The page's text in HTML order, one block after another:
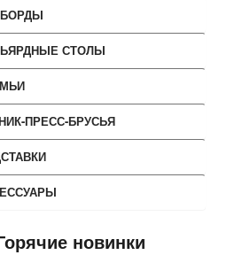
СТОЛЫ
ПРЕСС-БРУСЬЯ
новинки